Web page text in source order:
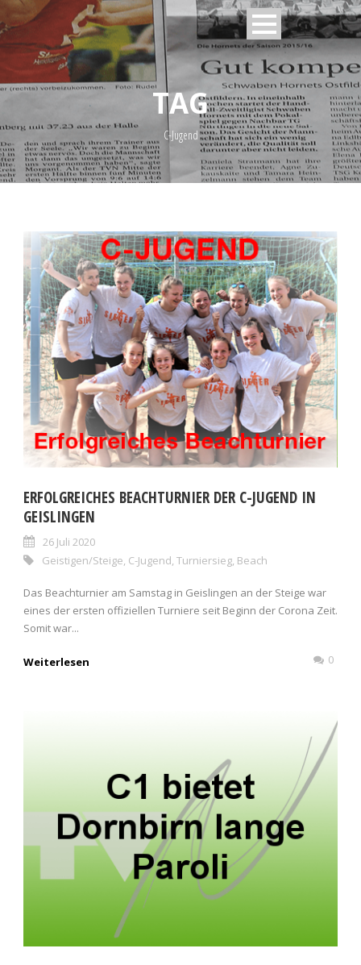
TAG
C-Jugend
ERFOLGREICHES BEACHTURNIER DER C-JUGEND IN
GEISLINGEN
26 Juli 2020
Geistigen/Steige C-Jugend Turniersieg Beach
Das Beachturnier am Samstag in Geislingen an der Steige war
eines der ersten offiziellen Turniere seit Beginn der Corona Zeit.
Somit war...
Weiterlesen 0